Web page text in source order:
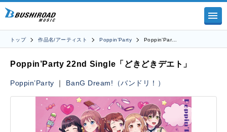
トップ 作品名/アーティスト Poppin’Party Poppin’Par…
Poppin’Party 22nd Single「どきどきデエト」
Poppin’Party ｜ BanG Dream!（バンドリ！）